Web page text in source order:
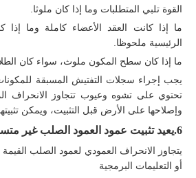
القوة تلبي المتطلبات وما إذا كان ملوثا.
ما إذا كانت العقد الأعضاء كاملة وما
الرئيسية ملحوظا.
ما إذا كان سطح المكون ملوث، سواء كان
يجب إجراء سجلات التفتيش المسبقة
تحتوي على تشوه وعيوب تتجاوز الانحراف
وإصلاحها على الأرض قبل التثبيت، ويمكن تثبيتها
6. يعيد تثبيت عمود العمود الصلب غير
يتجاوز الانحراف العمودي لعمود الصلب
أو التعليمات البرمجية